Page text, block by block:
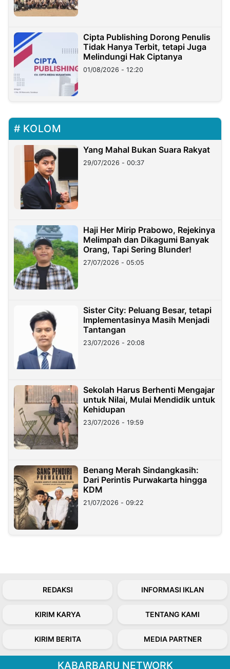
Cipta Publishing Dorong Penulis
Tidak Hanya Terbit, tetapi Juga
Melindungi Hak Ciptanya
01/08/2026 - 12:20
KOLOM
Yang Mahal Bukan Suara Rakyat
29/07/2026 - 00:37
Haji Her Mirip Prabowo, Rejekinya
Melimpah dan Dikagumi Banyak
Orang, Tapi Sering Blunder!
27/07/2026 - 05:05
Sister City: Peluang Besar, tetapi
Implementasinya Masih Menjadi
Tantangan
23/07/2026 - 20:08
Sekolah Harus Berhenti Mengajar
untuk Nilai, Mulai Mendidik untuk
Kehidupan
23/07/2026 - 19:59
Benang Merah Sindangkasih:
Dari Perintis Purwakarta hingga
KDM
21/07/2026 - 09:22
REDAKSI INFORMASI IKLAN
KIRIM KARYA TENTANG KAMI
KIRIM BERITA MEDIA PARTNER
KABARBARU NETWORK